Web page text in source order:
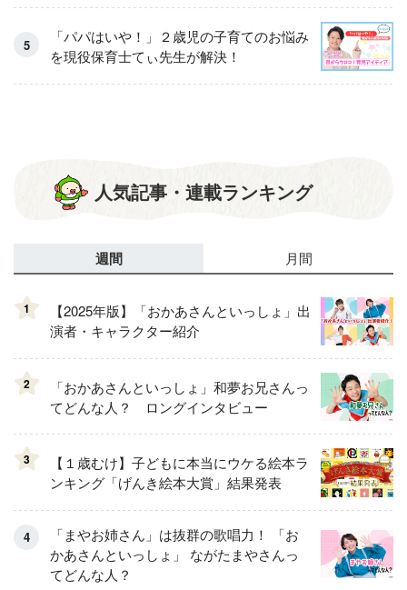
「パパはいや！」２歳児の子育てのお悩み
を現役保育士てぃ先生が解決！
人気記事・連載ランキング
週間 月間
1
【2025年版】「おかあさんといっしょ」出
演者・キャラクター紹介
2
「おかあさんといっしょ」和夢お兄さんっ
てどんな人？ ロングインタビュー
3
【１歳むけ】子どもに本当にウケる絵本ラ
ンキング「げんき絵本大賞」結果発表
「まやお姉さん」は抜群の歌唱力！ 「お
かあさんといっしょ」 ながたまやさんっ
てどんな人？